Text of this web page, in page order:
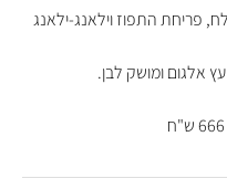
פריחת התפוז וילאנג-ילאנג
אלגום ומושק לבן.